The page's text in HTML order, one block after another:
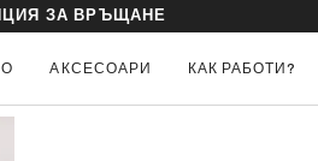
ЗА ВРЪЩАНЕ
АКСЕСОАРИ КАК РАБОТИ?